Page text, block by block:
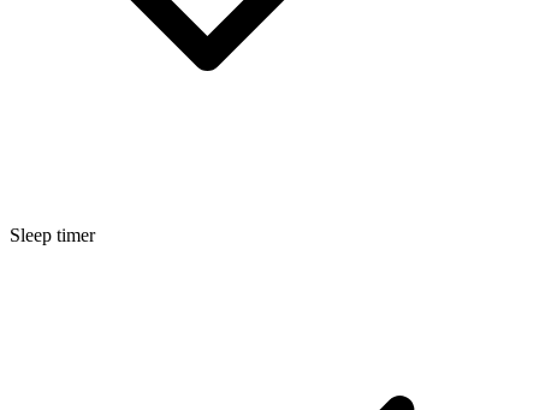
Sleep timer